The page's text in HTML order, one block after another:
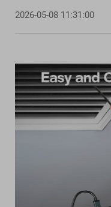
2026-05-08 11:31:00